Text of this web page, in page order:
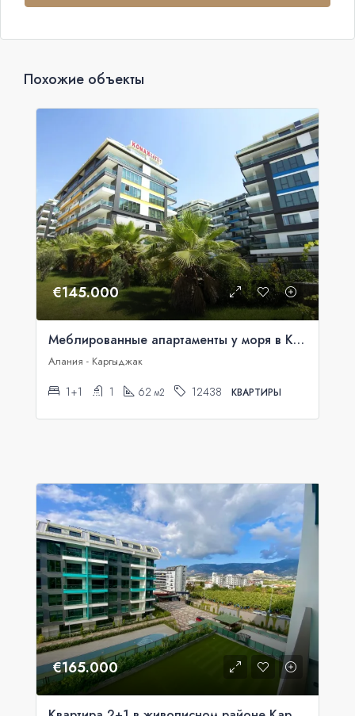
Похожие объекты
€145.000
Меблированные апартаменты у моря в Konak Seaside Resort
Алания - Каргыджак
1+1 1 62 м2 12438 КВАРТИРЫ
€165.000